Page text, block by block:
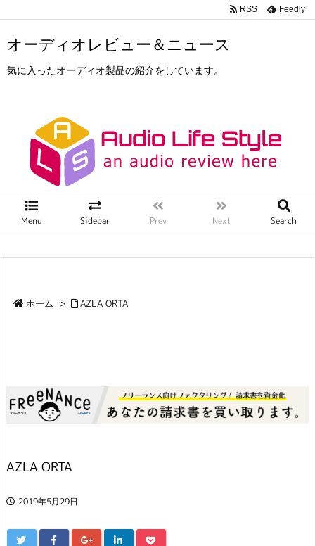
オーディオレビュー＆ニュース
気に入ったオーディオ製品の紹介をしています。
Menu Sidebar Prev Next Search
RSS Feedly
ホーム > AZLA ORTA
AZLA ORTA
2019年5月29日